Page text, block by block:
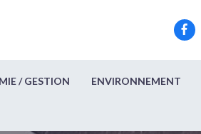
/ GESTION ENVIRONNEMENT